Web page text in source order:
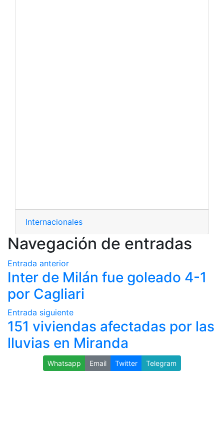
Internacionales
Navegación de entradas
Entrada anterior
Inter de Milán fue goleado 4-1
por Cagliari
Entrada siguiente
151 viviendas afectadas por las
lluvias en Miranda
Whatsapp Email Twitter Telegram